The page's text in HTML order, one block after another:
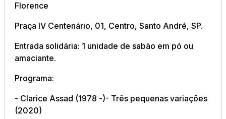
Florence
Praça IV Centenário, 01, Centro, Santo André, SP.
Entrada solidária: 1 unidade de sabão em pó ou
amaciante.
Programa:
- Clarice Assad (1978 -)- Três pequenas variações
(2020)